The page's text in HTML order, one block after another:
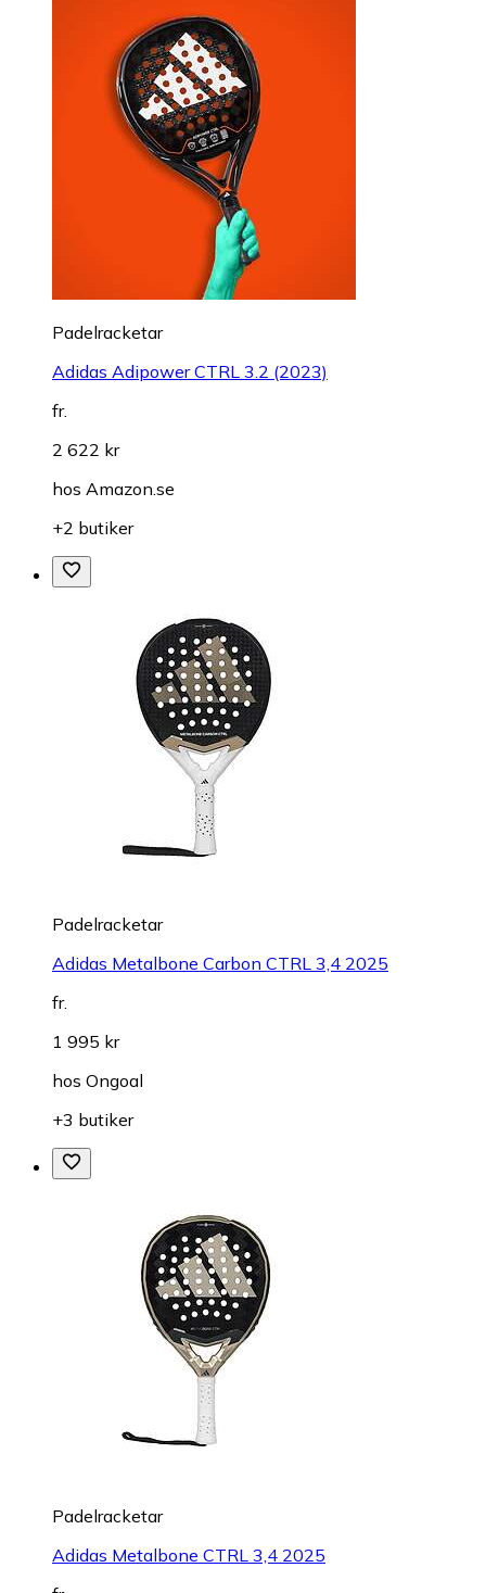
Padelracketar
Adidas Adipower CTRL 3.2 (2023)
fr.
2 622 kr
hos Amazon.se
+2 butiker
Padelracketar
Adidas Metalbone Carbon CTRL 3,4 2025
fr.
1 995 kr
hos Ongoal
+3 butiker
Padelracketar
Adidas Metalbone CTRL 3,4 2025